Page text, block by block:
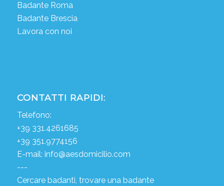
Badante Roma
Badante Brescia
Lavora con noi
CONTATTI RAPIDI:
Telefono:
+39 331.4261685
+39 351.9774156
E-mail: info@aesdomicilio.com
---
Cercare badanti, trovare una badante